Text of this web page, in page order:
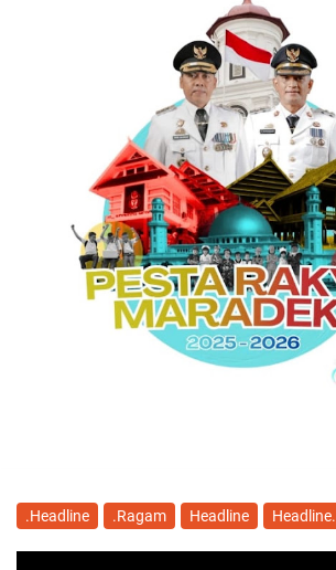
.Headline .Ragam Headline Headline.